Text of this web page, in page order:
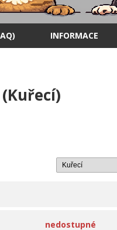
INFORMACE
nedostupné